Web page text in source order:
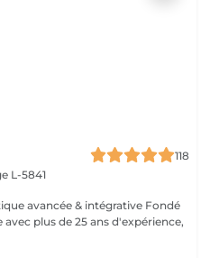
118
L-5841
plus de 25 ans d'expérience,